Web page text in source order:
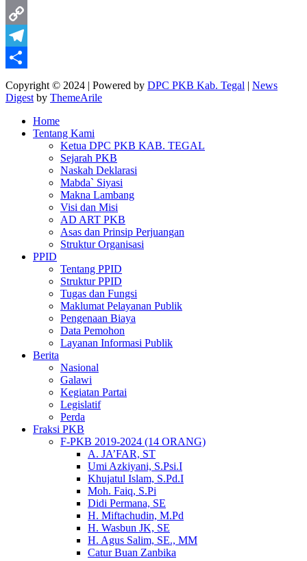
Email
Copy
Link
Telegram
Share
Copyright © 2024 | Powered by DPC PKB Kab. Tegal | News
Digest by ThemeArile
Home
Tentang Kami
Ketua DPC PKB KAB. TEGAL
Sejarah PKB
Naskah Deklarasi
Mabda` Siyasi
Makna Lambang
Visi dan Misi
AD ART PKB
Asas dan Prinsip Perjuangan
Struktur Organisasi
PPID
Tentang PPID
Struktur PPID
Tugas dan Fungsi
Maklumat Pelayanan Publik
Pengenaan Biaya
Data Pemohon
Layanan Informasi Publik
Berita
Nasional
Galawi
Kegiatan Partai
Legislatif
Perda
Fraksi PKB
F-PKB 2019-2024 (14 ORANG)
A. JA’FAR, ST
Umi Azkiyani, S.Psi.I
Khujatul Islam, S.Pd.I
Moh. Faiq, S.Pi
Didi Permana, SE
H. Miftachudin, M.Pd
H. Wasbun JK, SE
H. Agus Salim, SE., MM
Catur Buan Zanbika